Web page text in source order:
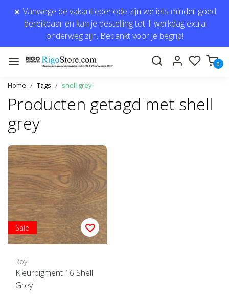
☀️ Vanwege de vakantieperiode zijn we iets minder goed
bereikbaar en kan je bestelling tot 1 werkdag extra
onderweg zijn. Bedankt voor je begrip!
0
Home Tags shell grey
Producten getagd met shell
grey
Sale
Royl
Kleurpigment 16 Shell
Grey